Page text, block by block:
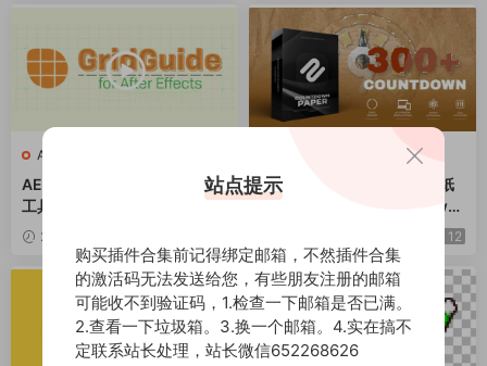
AE资源
AE脚本-多种网格参考线对齐
工具 GridGuide v1.1.008+使
用教程2024-10-29
AE脚本-300种创意复古贴纸
倒计时动画预设 Countdown
12
站点提示
购买插件合集前记得绑定邮箱，不然插件合集
的激活码无法发送给您，有些朋友注册的邮箱
可能收不到验证码，1.检查一下邮箱是否已满。
2.查看一下垃圾箱。3.换一个邮箱。4.实在搞不
定联系站长处理，站长微信652268626